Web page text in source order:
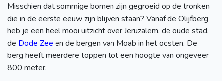
Misschien dat sommige bomen zijn gegroeid op de tronken
die in de eerste eeuw zijn blijven staan? Vanaf de Olijfberg
heb je een heel mooi uitzicht over Jeruzalem, de oude stad,
de Dode Zee en de bergen van Moab in het oosten. De
berg heeft meerdere toppen tot een hoogte van ongeveer
800 meter.